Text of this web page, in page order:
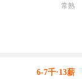
常熟
6-7千·13薪